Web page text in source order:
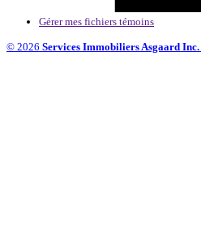
Gérer mes fichiers témoins
© 2026 Services Immobiliers Asgaard Inc.